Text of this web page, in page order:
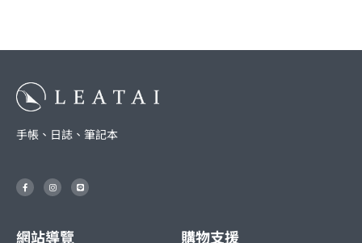
手帳、日誌、筆記本
F
a
c
k
I
n
s
r
a
L
i
n
網站導覽 購物支援